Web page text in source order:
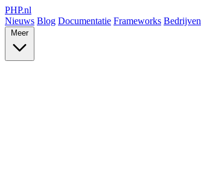
PHP.nl
Nieuws Blog Documentatie Frameworks Bedrijven
Meer